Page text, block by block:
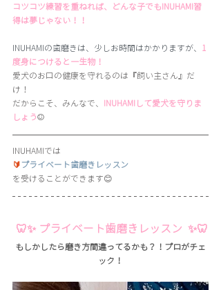
コツコツ練習を重ねれば、どんな子でもINUHAMI習
得は夢じゃない！！
INUHAMIの歯磨きは、少しお時間はかかりますが、 1
度身につけると一生物！
愛犬のお口の健康を守れるのは『飼い主さん』だ
け！
だからこそ、みんなで、 INUHAMIして愛犬を守りま
しょう☺️
INUHAMIでは
🔰プライベート歯磨きレッスン
を受けることができます😊
🦷✨ プライベート歯磨きレッスン  ✨🦷
もしかしたら磨き方間違ってるかも？！プロがチェ
ック！